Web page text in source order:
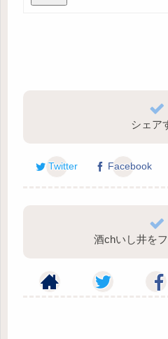
シェア
Twitter Facebook
酒chいし井を